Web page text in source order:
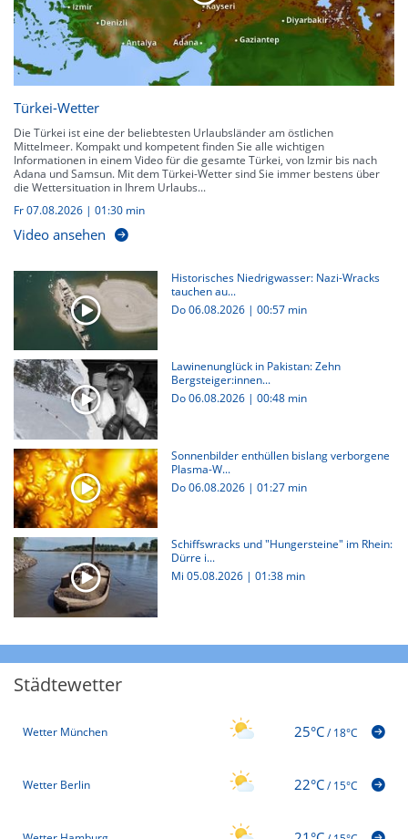
Türkei-Wetter
Die Türkei ist eine der beliebtesten Urlaubsländer am östlichen
Mittelmeer. Kompakt und kompetent finden Sie alle wichtigen
Informationen in einem Video für die gesamte Türkei, von Izmir bis nach
Adana und Samsun. Mit dem Türkei-Wetter sind Sie immer bestens über
die Wettersituation in Ihrem Urlaubs...
Fr 07.08.2026 | 01:30 min
Video ansehen
Historisches Niedrigwasser: Nazi-Wracks
tauchen au...
Do 06.08.2026 |00:57 min
Lawinenunglück in Pakistan: Zehn
Bergsteiger:innen...
Do 06.08.2026 |00:48 min
Sonnenbilder enthüllen bislang verborgene
Plasma-W...
Do 06.08.2026 |01:27 min
Schiffswracks und "Hungersteine" im Rhein:
Dürre i...
Mi 05.08.2026 |01:38 min
Städtewetter
Wetter München 25°C/18°C
Wetter Berlin 22°C/15°C